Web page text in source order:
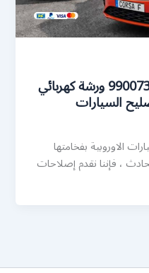
كراج السيارات الاوروبية 99007366 ورشة كهربائي
السيارات
الاوروبية بفخامتها
، فإننا نقدم إصلاحات